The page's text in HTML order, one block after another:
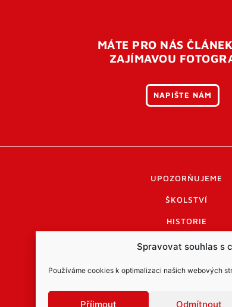
Spravovat souhlas s
Používáme cookies k optimalizaci našich webových
Příjmout Odmítnout
MÁTE PRO NÁS
ZAJÍMAVOU
NAPIŠTE NÁM
UPOZORŇUJEME
ŠKOLSTVÍ
HISTORIE
PRAKTICKÉ